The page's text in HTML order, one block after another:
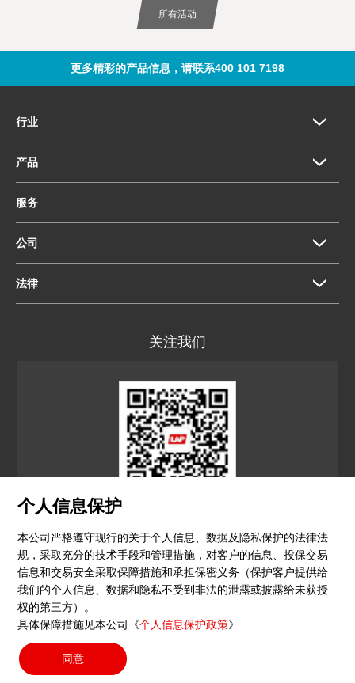
个人信息保护
本公司严格遵守现行的关于个人信息、数据及隐私保护的法律法
规，采取充分的技术手段和管理措施，对客户的信息、投保交易
信息和交易安全采取保障措施和承担保密义务（保护客户提供给
我们的个人信息、数据和隐私不受到非法的泄露或披露给未获授
权的第三方）。
具体保障措施见本公司《个人信息保护政策》
同意
所有活动
更多精彩的产品信息，请联系400 101 7198
行业
产品
服务
公司
法律
关注我们
© 2026 镭尔谱激光应用技术（上海）有限公司
隐私政策 印记沪ICP备15051604号-4 （沪）-非经营
性-2023-0290
Search